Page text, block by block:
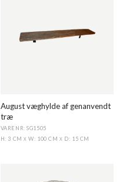
August væghylde af genanvendt
træ
VARENR: SG1505
H: 3 CMX W: 100 CMX D: 15 CM